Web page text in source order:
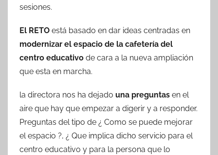
sesiones.
El RETO está basado en dar ideas centradas en
modernizar el espacio de la cafetería del
centro educativo de cara a la nueva ampliación
que esta en marcha.
la directora nos ha dejado una preguntas en el
aire que hay que empezar a digerir y a responder.
Preguntas del tipo de ¿ Como se puede mejorar
el espacio ?, ¿ Que implica dicho servicio para el
centro educativo y para la persona que lo